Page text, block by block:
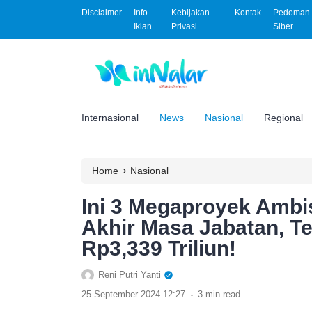
Disclaimer
Info
Iklan
Kebijakan
Privasi
Kontak
Siber
Internasional News Nasional Regional
Home › Nasional
Ini 3 Megaproyek
Akhir Masa Jabatan,
Rp3,339 Triliun!
Reni Putri Yanti
25 September 2024 12:27 . 3 min read